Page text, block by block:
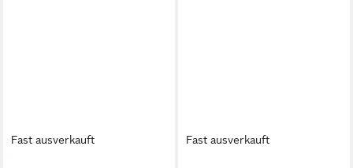
Fast ausverkauft Fast ausverkauft